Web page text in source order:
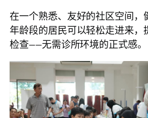
在一个熟悉、友好的社区空间，
年龄段的居民可以轻松走进来，
检查——无需诊所环境的正式感。